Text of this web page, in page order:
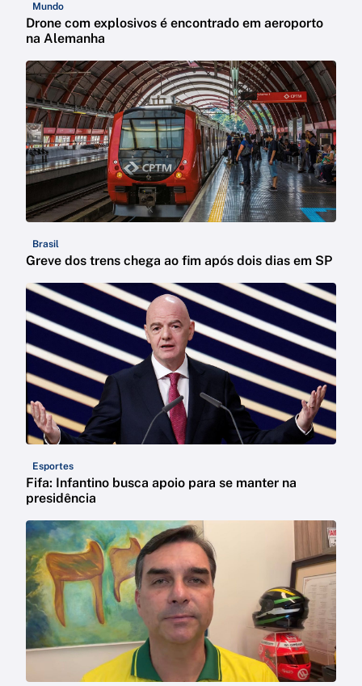
Mundo
Drone com explosivos é encontrado em aeroporto
na Alemanha
Brasil
Greve dos trens chega ao fim após dois dias em SP
Esportes
Fifa: Infantino busca apoio para se manter na
presidência